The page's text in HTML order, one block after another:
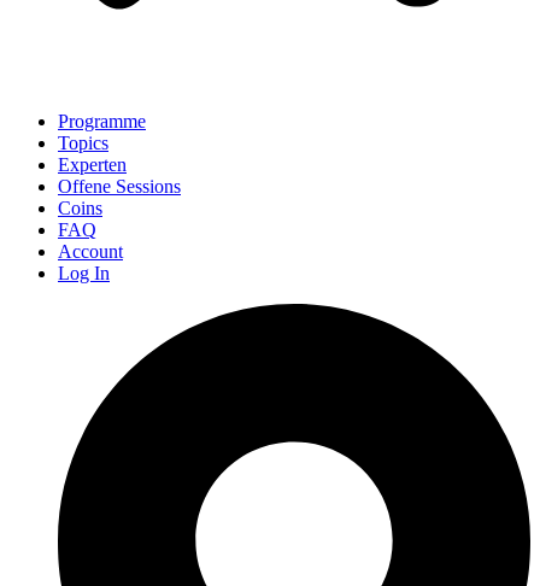
Programme
Topics
Experten
Offene Sessions
Coins
FAQ
Account
Log In